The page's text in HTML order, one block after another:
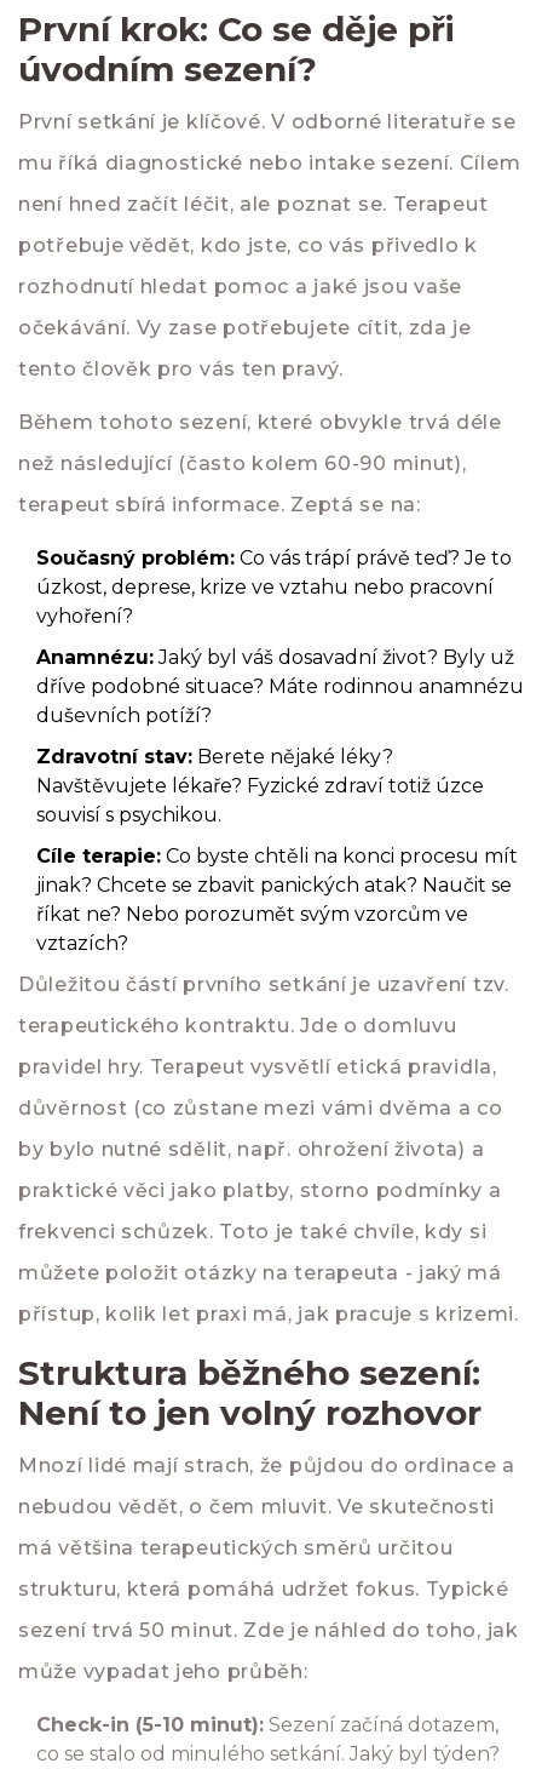
První krok: Co se děje při
úvodním sezení?
První setkání je klíčové. V odborné literatuře se
mu říká diagnostické nebo intake sezení. Cílem
není hned začít léčit, ale poznat se. Terapeut
potřebuje vědět, kdo jste, co vás přivedlo k
rozhodnutí hledat pomoc a jaké jsou vaše
očekávání. Vy zase potřebujete cítit, zda je
tento člověk pro vás ten pravý.
Během tohoto sezení, které obvykle trvá déle
než následující (často kolem 60-90 minut),
terapeut sbírá informace. Zeptá se na:
Současný problém: Co vás trápí právě teď? Je to
úzkost, deprese, krize ve vztahu nebo pracovní
vyhoření?
Anamnézu:Jaký byl váš dosavadní život? Byly už
dříve podobné situace? Máte rodinnou anamnézu
duševních potíží?
Zdravotní stav: Berete nějaké léky?
Navštěvujete lékaře? Fyzické zdraví totiž úzce
souvisí s psychikou.
Cíle terapie: Co byste chtěli na konci procesu mít
jinak? Chcete se zbavit panických atak? Naučit se
říkat ne? Nebo porozumět svým vzorcům ve
vztazích?
Důležitou částí prvního setkání je uzavření tzv.
terapeutického kontraktu. Jde o domluvu
pravidel hry. Terapeut vysvětlí etická pravidla,
důvěrnost (co zůstane mezi vámi dvěma a co
by bylo nutné sdělit, např. ohrožení života) a
praktické věci jako platby, storno podmínky a
frekvenci schůzek. Toto je také chvíle, kdy si
můžete položit otázky na terapeuta - jaký má
přístup, kolik let praxi má, jak pracuje s krizemi.
Struktura běžného sezení:
Není to jen volný rozhovor
Mnozí lidé mají strach, že půjdou do ordinace a
nebudou vědět, o čem mluvit. Ve skutečnosti
má většina terapeutických směrů určitou
strukturu, která pomáhá udržet fokus. Typické
sezení trvá 50 minut. Zde je náhled do toho, jak
může vypadat jeho průběh:
Check-in (5-10 minut): Sezení začíná dotazem,
co se stalo od minulého setkání. Jaký byl týden?